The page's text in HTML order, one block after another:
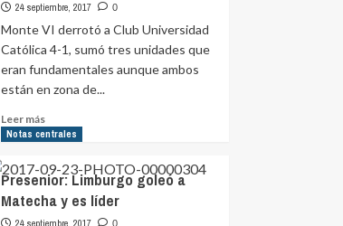
mañana
de
cobertura
24 septiembre, 2017 0
Monte VI derrotó a Club Universidad
Católica 4-1, sumó tres unidades que
eran fundamentales aunque ambos
están en zona de...
Leer másLeer
más
Divisional
B:
La
victoria
Notas centrales
Presenior: Limburgo goleó a
Matecha y es líder
24 septiembre, 2017 0